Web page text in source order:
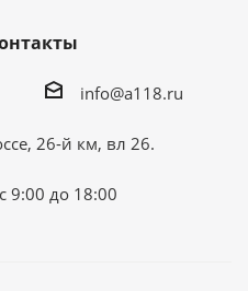
info@a118.ru
26-й км, вл 26.
9:00 до 18:00